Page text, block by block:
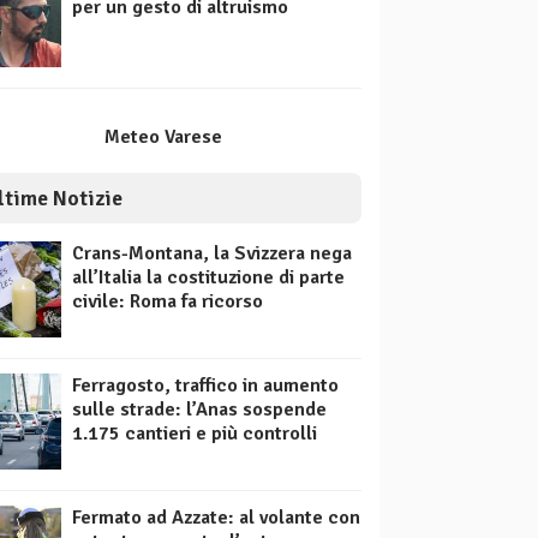
per un gesto di altruismo
Meteo Varese
Notizie
Crans-Montana, la Svizzera nega
all’Italia la costituzione di parte
civile: Roma fa ricorso
Ferragosto, traffico in aumento
sulle strade: l’Anas sospende
1.175 cantieri e più controlli
Fermato ad Azzate: al volante con